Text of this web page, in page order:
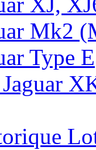
Mk2
Type E
Jaguar